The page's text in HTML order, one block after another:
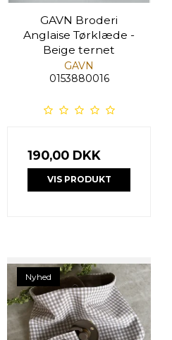
GAVN Broderi
Anglaise Tørklæde -
Beige ternet
GAVN
0153880016
190,00 DKK
VIS PRODUKT
Nyhed